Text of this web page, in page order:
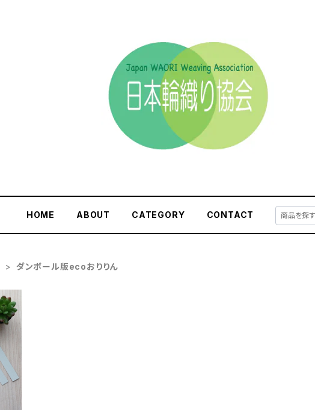
HOME ABOUT CATEGORY CONTACT
ダンボール版ecoおりりん